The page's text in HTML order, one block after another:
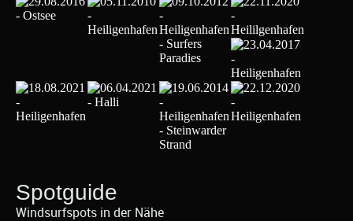
Spotguide
Windsurfspots in der Nähe